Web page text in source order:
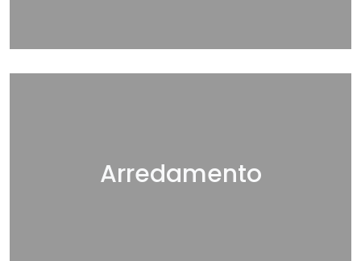
Arredamento